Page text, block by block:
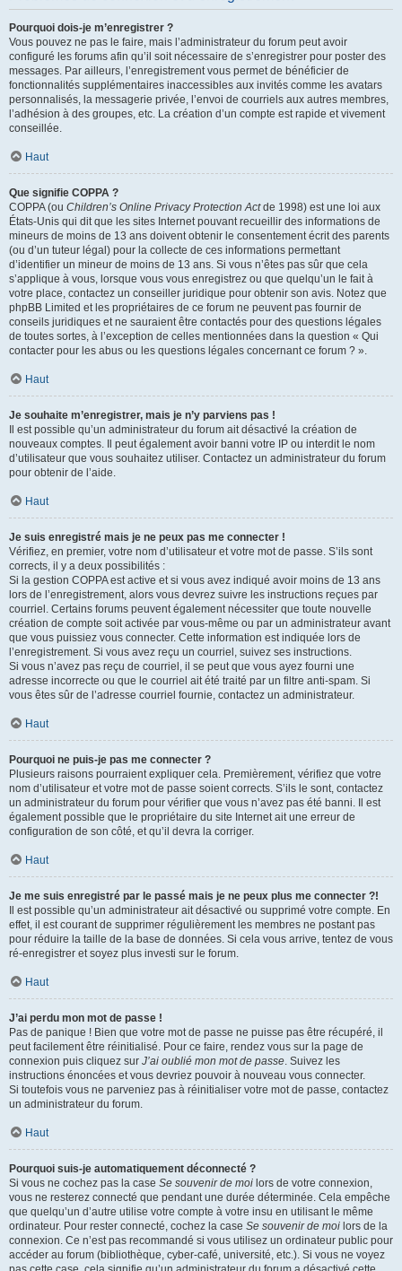
Pourquoi dois-je m’enregistrer ?
Vous pouvez ne pas le faire, mais l’administrateur du forum peut avoir
configuré les forums afin qu’il soit nécessaire de s’enregistrer pour poster des
messages. Par ailleurs, l’enregistrement vous permet de bénéficier de
fonctionnalités supplémentaires inaccessibles aux invités comme les avatars
personnalisés, la messagerie privée, l’envoi de courriels aux autres membres,
l’adhésion à des groupes, etc. La création d’un compte est rapide et vivement
conseillée.
Haut
Que signifie COPPA ?
COPPA (ou Children’s Online Privacy Protection Actde 1998) est une loi aux
États-Unis qui dit que les sites Internet pouvant recueillir des informations de
mineurs de moins de 13 ans doivent obtenir le consentement écrit des parents
(ou d’un tuteur légal) pour la collecte de ces informations permettant
d’identifier un mineur de moins de 13 ans. Si vous n’êtes pas sûr que cela
s’applique à vous, lorsque vous vous enregistrez ou que quelqu’un le fait à
votre place, contactez un conseiller juridique pour obtenir son avis. Notez que
phpBB Limited et les propriétaires de ce forum ne peuvent pas fournir de
conseils juridiques et ne sauraient être contactés pour des questions légales
de toutes sortes, à l’exception de celles mentionnées dans la question « Qui
contacter pour les abus ou les questions légales concernant ce forum ? ».
Haut
Je souhaite m’enregistrer, mais je n’y parviens pas !
Il est possible qu’un administrateur du forum ait désactivé la création de
nouveaux comptes. Il peut également avoir banni votre IP ou interdit le nom
d’utilisateur que vous souhaitez utiliser. Contactez un administrateur du forum
pour obtenir de l’aide.
Haut
Je suis enregistré mais je ne peux pas me connecter !
Vérifiez, en premier, votre nom d’utilisateur et votre mot de passe. S’ils sont
corrects, il y a deux possibilités :
Si la gestion COPPA est active et si vous avez indiqué avoir moins de 13 ans
lors de l’enregistrement, alors vous devrez suivre les instructions reçues par
courriel. Certains forums peuvent également nécessiter que toute nouvelle
création de compte soit activée par vous-même ou par un administrateur avant
que vous puissiez vous connecter. Cette information est indiquée lors de
l’enregistrement. Si vous avez reçu un courriel, suivez ses instructions.
Si vous n’avez pas reçu de courriel, il se peut que vous ayez fourni une
adresse incorrecte ou que le courriel ait été traité par un filtre anti-spam. Si
vous êtes sûr de l’adresse courriel fournie, contactez un administrateur.
Haut
Pourquoi ne puis-je pas me connecter ?
Plusieurs raisons pourraient expliquer cela. Premièrement, vérifiez que votre
nom d’utilisateur et votre mot de passe soient corrects. S’ils le sont, contactez
un administrateur du forum pour vérifier que vous n’avez pas été banni. Il est
également possible que le propriétaire du site Internet ait une erreur de
configuration de son côté, et qu’il devra la corriger.
Haut
Je me suis enregistré par le passé mais je ne peux plus me connecter ?!
Il est possible qu’un administrateur ait désactivé ou supprimé votre compte. En
effet, il est courant de supprimer régulièrement les membres ne postant pas
pour réduire la taille de la base de données. Si cela vous arrive, tentez de vous
ré-enregistrer et soyez plus investi sur le forum.
Haut
J’ai perdu mon mot de passe !
Pas de panique ! Bien que votre mot de passe ne puisse pas être récupéré, il
peut facilement être réinitialisé. Pour ce faire, rendez vous sur la page de
connexion puis cliquez sur J’ai oublié mon mot de passe. Suivez les
instructions énoncées et vous devriez pouvoir à nouveau vous connecter.
Si toutefois vous ne parveniez pas à réinitialiser votre mot de passe, contactez
un administrateur du forum.
Haut
Pourquoi suis-je automatiquement déconnecté ?
Si vous ne cochez pas la case Se souvenir de moi lors de votre connexion,
vous ne resterez connecté que pendant une durée déterminée. Cela empêche
que quelqu’un d’autre utilise votre compte à votre insu en utilisant le même
ordinateur. Pour rester connecté, cochez la case Se souvenir de moi lors de la
connexion. Ce n’est pas recommandé si vous utilisez un ordinateur public pour
accéder au forum (bibliothèque, cyber-café, université, etc.). Si vous ne voyez